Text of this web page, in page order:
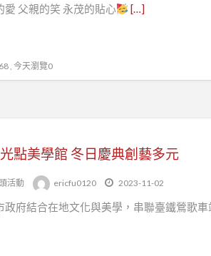
愛 父親的笑 永茂的貼心 […]
, 今天瀏覽0
點美學館 冬日慶典創藝多元
活動 ericfu0120 2023-11-02
政府結合在地文化與美學，串聯臺鐵鶯歌車